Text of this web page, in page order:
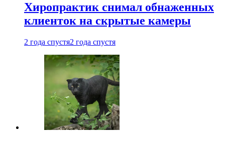
Хиропрактик снимал обнаженных
клиенток на скрытые камеры
2 года спустя2 года спустя